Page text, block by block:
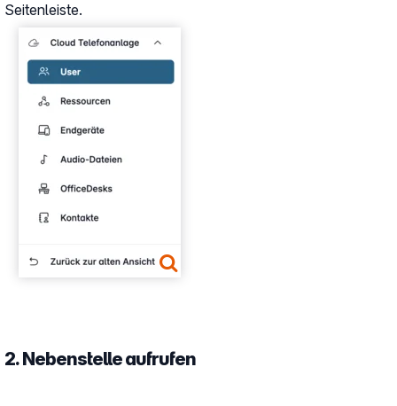
Show larger version
Seitenleiste.
2. Nebenstelle aufrufen